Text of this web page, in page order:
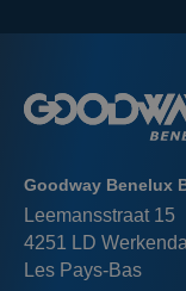
Goodway Benelux
Leemansstraat 15
4251 LD
Les Pays-Bas